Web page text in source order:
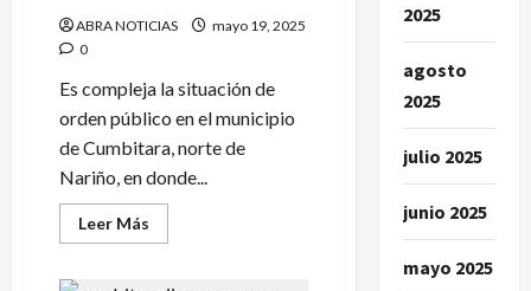
ABRA NOTICIAS
mayo 19, 2025
0
Es compleja la situación de
orden público en el municipio
de Cumbitara, norte de
Nariño, en donde...
Leer Más
más
2025
agosto
2025
julio 2025
junio 2025
mayo 2025